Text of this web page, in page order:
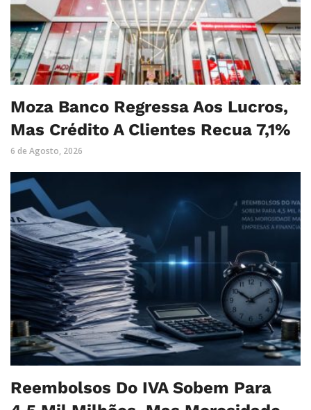
Moza Banco Regressa Aos Lucros,
Mas Crédito A Clientes Recua 7,1%
6 de Agosto, 2026
Reembolsos Do IVA Sobem Para